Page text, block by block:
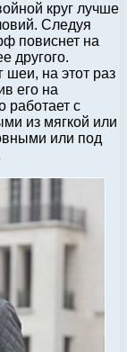
круг лучше
Следуя
повиснет на
другого.
шеи, на этот раз
его на
работает с
из мягкой или
или под